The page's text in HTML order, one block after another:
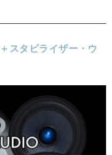
スタビライザー・ウ